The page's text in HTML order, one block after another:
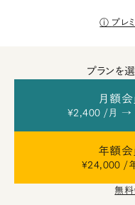
プレ
プランを
月額
¥2,400 /月 →
年額会
¥24,000 /
無